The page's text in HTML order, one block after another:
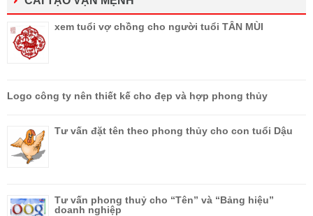
xem tuổi vợ chồng cho người tuổi TÂN MÙI
Logo công ty nên thiết kế cho đẹp và hợp phong thủy
Tư vấn đặt tên theo phong thủy cho con tuổi Dậu
Tư vấn phong thuỷ cho “Tên” và “Bảng hiệu”
doanh nghiệp